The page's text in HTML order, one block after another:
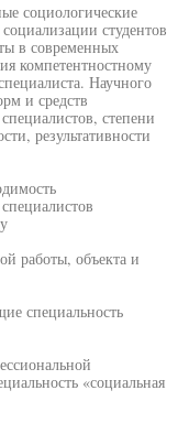
социологические
студентов
в современных
компетентностному
Научного
и средств
степени
результативности
работы, объекта и
специальность
«социальная